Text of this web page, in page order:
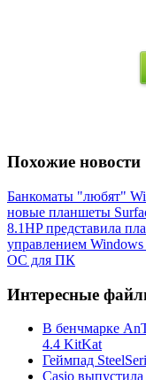
Похожие новости
Банкоматы "любят"
новые планшеты
8.1HP представила
управлением Windows
ОС для ПК
Интересные
В бенчмарке
4.4 KitKat
Геймпад
Casio